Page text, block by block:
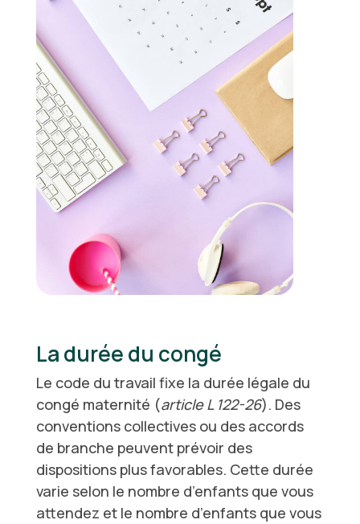
La durée du congé
Le code du travail fixe la durée légale du
congé maternité (article L 122-26). Des
conventions collectives ou des accords
de branche peuvent prévoir des
dispositions plus favorables. Cette durée
varie selon le nombre d’enfants que vous
attendez et le nombre d’enfants que vous